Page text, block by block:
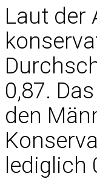
Laut der
0,87.
den
lediglich